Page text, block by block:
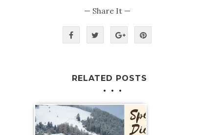
— Share It —
RELATED POSTS